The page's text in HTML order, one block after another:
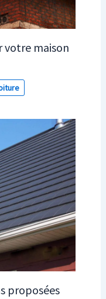
votre maison
proposées